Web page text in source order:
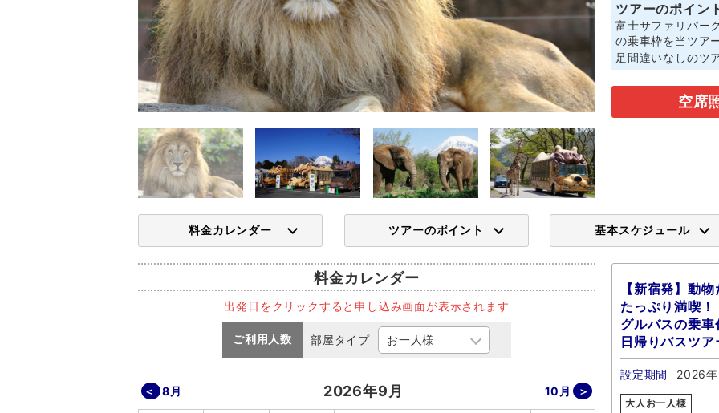
ツアーのポイン
富士サファリパー
の乗車枠を当ツア
足間違いなしのツ
空席
料金カレンダー ツアーのポイント 基本スケジュール
料金カレンダー
出発日をクリックすると申し込み画面が表示されます
ご利用人数 部屋タイプ
8月 2026年9月 10月
【新宿発】動
たっぷり満喫
グルバスの乗
日帰りバスツア
設定期間 2026
大人お一人様